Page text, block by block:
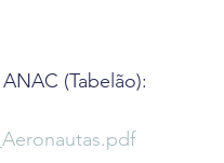
(Tabelão):